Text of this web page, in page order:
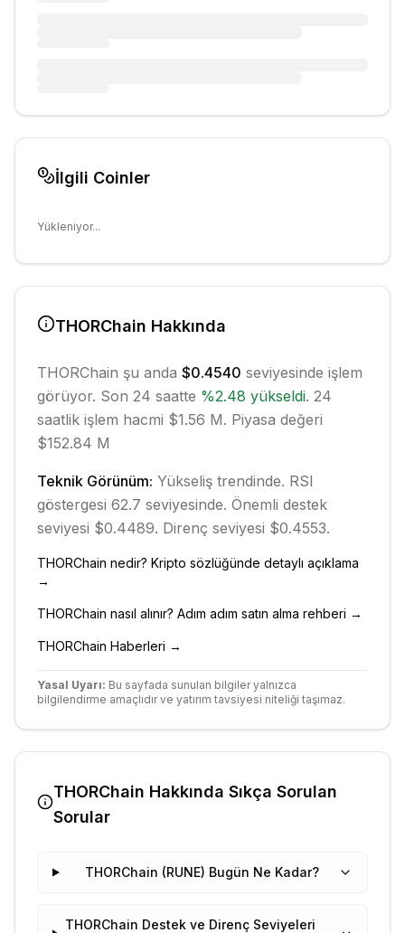
İlgili Coinler
Yükleniyor...
THORChain Hakkında
THORChain şu anda $0.4540 seviyesinde işlem
görüyor. Son 24 saatte %2.48 yükseldi. 24
saatlik işlem hacmi $1.56 M. Piyasa değeri
$152.84 M
Teknik Görünüm: Yükseliş trendinde. RSI
göstergesi 62.7 seviyesinde. Önemli destek
seviyesi $0.4489. Direnç seviyesi $0.4553.
THORChain nedir? Kripto sözlüğünde detaylı açıklama
→
THORChain nasıl alınır? Adım adım satın alma rehberi →
THORChain Haberleri →
Yasal Uyarı: Bu sayfada sunulan bilgiler yalnızca
bilgilendirme amaçlıdır ve yatırım tavsiyesi niteliği taşımaz.
THORChain Hakkında Sıkça Sorulan
Sorular
THORChain (RUNE) Bugün Ne Kadar?
THORChain Destek ve Direnç Seviyeleri